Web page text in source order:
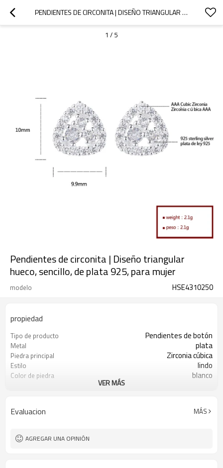
PENDIENTES DE CIRCONITA | DISEÑO TRIANGULAR HUECO, SENCILLO, DE PLATA 925, PARA MUJER
1 / 5
Pendientes de circonita | Diseño triangular
hueco, sencillo, de plata 925, para mujer
modelo HSE4310250
propiedad
Tipo de producto Pendientes de botón
Metal plata
Piedra principal Zirconia cúbica
Estilo lindo
Color de piedra blanco
VER MÁS
Evaluacion MÁS
AGREGAR UNA OPINIÓN